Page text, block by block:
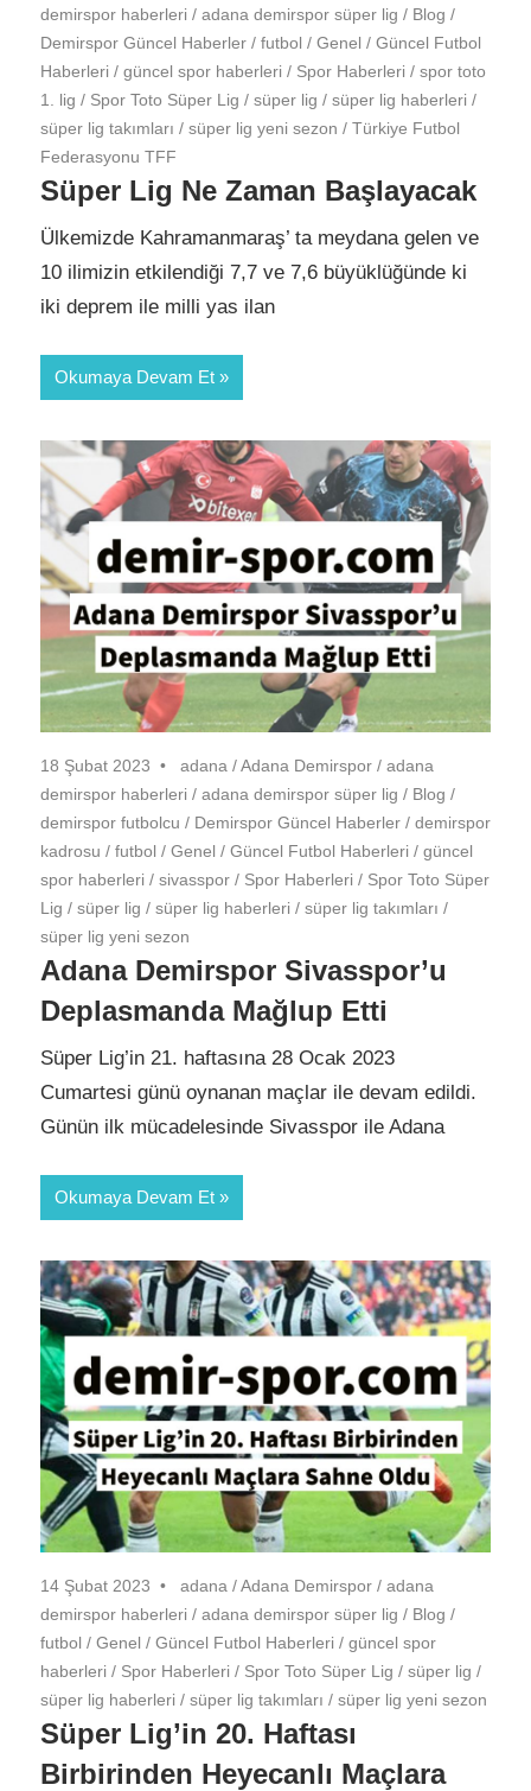
demirspor haberleri / adana demirspor süper lig / Blog /
Demirspor Güncel Haberler / futbol / Genel / Güncel Futbol
Haberleri / güncel spor haberleri / Spor Haberleri / spor toto
1. lig / Spor Toto Süper Lig / süper lig / süper lig haberleri /
süper lig takımları / süper lig yeni sezon / Türkiye Futbol
Federasyonu TFF
Süper Lig Ne Zaman Başlayacak
Ülkemizde Kahramanmaraş’ ta meydana gelen ve
10 ilimizin etkilendiği 7,7 ve 7,6 büyüklüğünde ki
iki deprem ile milli yas ilan
Okumaya Devam Et
18 Şubat 2023 adana /Adana Demirspor / adana
demirspor haberleri / adana demirspor süper lig / Blog /
demirspor futbolcu / Demirspor Güncel Haberler / demirspor
kadrosu / futbol / Genel / Güncel Futbol Haberleri / güncel
spor haberleri / sivasspor / Spor Haberleri / Spor Toto Süper
Lig / süper lig / süper lig haberleri / süper lig takımları /
süper lig yeni sezon
Adana Demirspor Sivasspor’u
Deplasmanda Mağlup Etti
Süper Lig’in 21. haftasına 28 Ocak 2023
Cumartesi günü oynanan maçlar ile devam edildi.
Günün ilk mücadelesinde Sivasspor ile Adana
Okumaya Devam Et
14 Şubat 2023 adana /Adana Demirspor / adana
demirspor haberleri / adana demirspor süper lig / Blog /
futbol / Genel / Güncel Futbol Haberleri / güncel spor
haberleri / Spor Haberleri / Spor Toto Süper Lig / süper lig /
süper lig haberleri / süper lig takımları / süper lig yeni sezon
Süper Lig’in 20. Haftası
Birbirinden Heyecanlı Maçlara